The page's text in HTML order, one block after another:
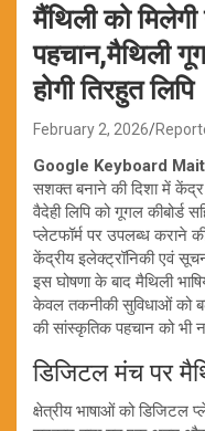
मैंथिली को
पहचान,मैथिली
होगी तिरहुत लिपि
February 2, 2026
Google Keyboard
सशक्त बनाने की दिशा में
वैदेही लिपि को गूगल
प्लेटफॉर्म पर उपलब्ध कराने
केंद्रीय इलेक्ट्रॉनिकी एवं
इस घोषणा के बाद मैथिली
केवल तकनीकी सुविधाओं को
की सांस्कृतिक पहचान को भी
डिजिटल मंच पर
क्षेत्रीय भाषाओं को डिजिटल